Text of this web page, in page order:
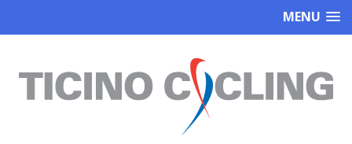
MENU